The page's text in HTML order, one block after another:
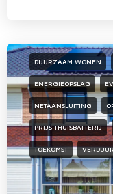
DUURZAAM WONEN
ENERGIEOPSLAG EV
NETAANSLUITING
PRIJS THUISBATTERIJ
TOEKOMST